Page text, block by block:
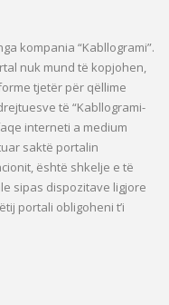
kompania “Kabllogrami”.
nuk mund të kopjohen,
tjetër për qëllime
të “Kabllogrami-
interneti a medium
saktë portalin
është shkelje e të
sipas dispozitave ligjore
portali obligoheni t’i